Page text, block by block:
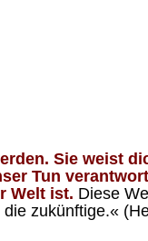
Sie weist
Tun
Welt ist. Diese
zukünftige.«